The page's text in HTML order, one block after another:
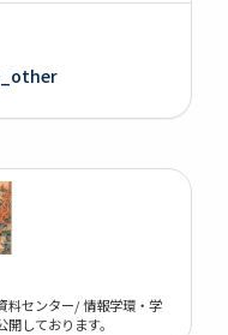
料センター/ 情報学環・学
しております。